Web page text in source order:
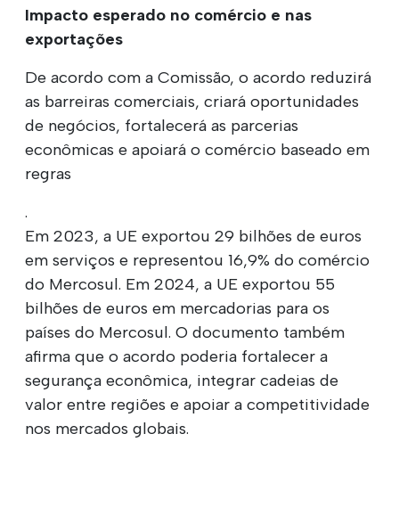
Impacto esperado no comércio e nas
exportações
De acordo com a Comissão, o acordo reduzirá
as barreiras comerciais, criará oportunidades
de negócios, fortalecerá as parcerias
econômicas e apoiará o comércio baseado em
regras
.
Em 2023, a UE exportou 29 bilhões de euros
em serviços e representou 16,9% do comércio
do Mercosul. Em 2024, a UE exportou 55
bilhões de euros em mercadorias para os
países do Mercosul. O documento também
afirma que o acordo poderia fortalecer a
segurança econômica, integrar cadeias de
valor entre regiões e apoiar a competitividade
nos mercados globais.